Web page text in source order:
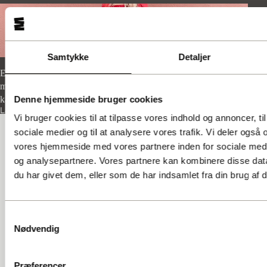
Samtykke Detaljer
Denne hjemmeside bruger cookies
Vi bruger cookies til at tilpasse vores indhold og annoncer,
sociale medier og til at analysere vores trafik. Vi deler også
vores hjemmeside med vores partnere inden for sociale
og analysepartnere. Vores partnere kan kombinere disse
du har givet dem, eller som de har indsamlet fra din brug af
Nødvendig
En fortælling om hvordan en arbejdsulykke kan ødelægge meget
mere end et knæ. Det er også en fortælling om vejen ud, og
kampen for et bedre samfund for alle.
Læs mere
GADENS STEMMER A.M.B.A.
Ingerslevsgade 44
CVR: 25147340
info@gadensstemmer.dk